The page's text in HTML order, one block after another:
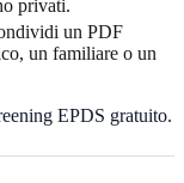
privati.
un PDF
un familiare o un
EPDS gratuito.